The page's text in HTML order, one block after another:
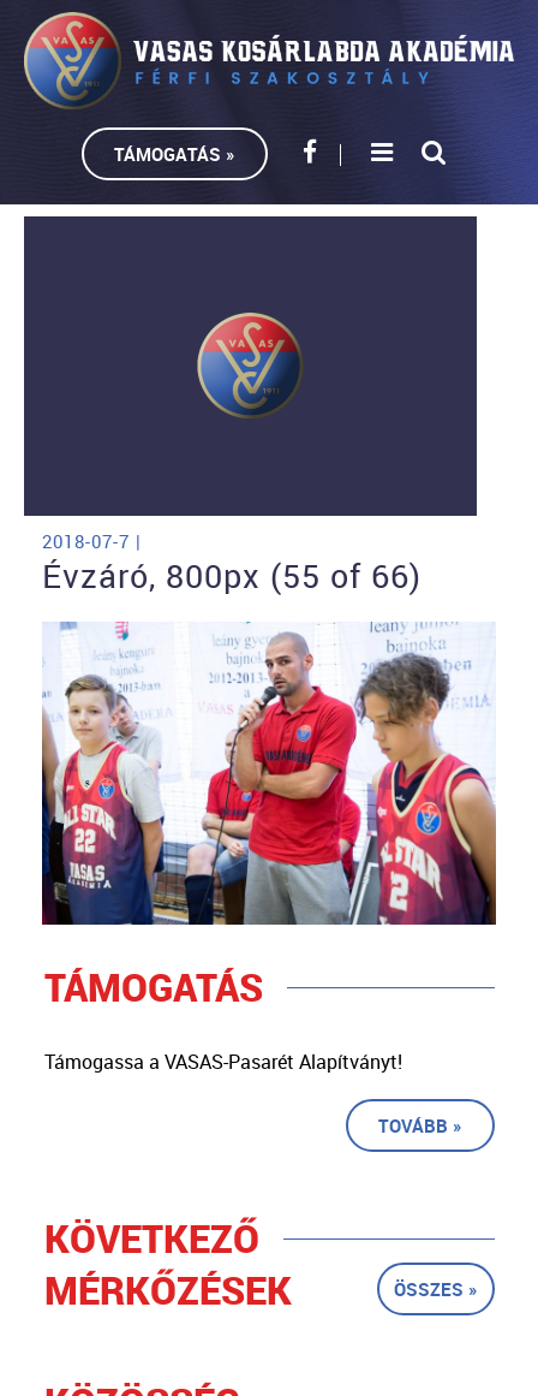
TÁMOGATÁS »
2018-07-7 |
Évzáró, 800px (55 of 66)
TÁMOGATÁS
Támogassa a VASAS-Pasarét Alapítványt!
TOVÁBB »
KÖVETKEZŐ
MÉRKŐZÉSEK
ÖSSZES »